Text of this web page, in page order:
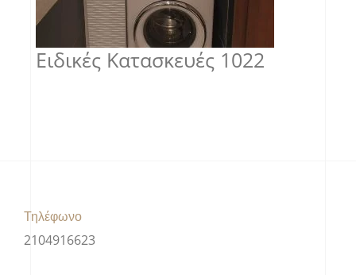
Ειδικές Κατασκευές 1022
Τηλέφωνο
2104916623